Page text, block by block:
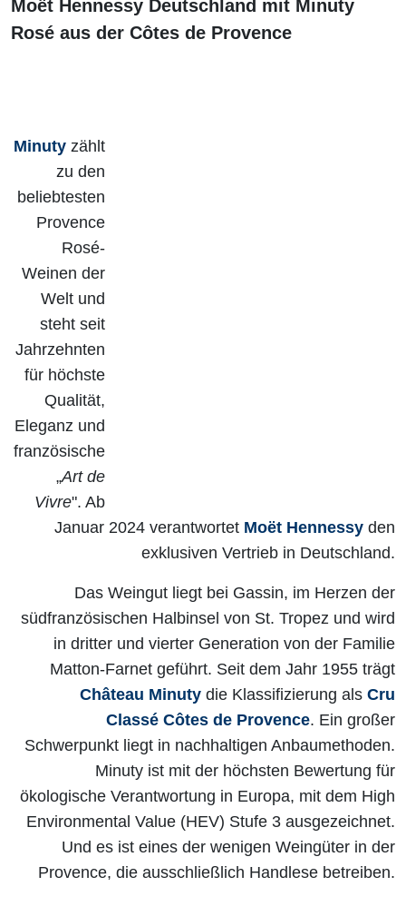
Moët Hennessy Deutschland mit Minuty
Rosé aus der Côtes de Provence
Minuty zählt
zu den
beliebtesten
Provence
Rosé-
Weinen der
Welt und
steht seit
Jahrzehnten
für höchste
Qualität,
Eleganz und
französische
„Art de
Vivre". Ab
Januar 2024 verantwortet Moët Hennessy den
exklusiven Vertrieb in Deutschland.
Das Weingut liegt bei Gassin, im Herzen der
südfranzösischen Halbinsel von St. Tropez und wird
in dritter und vierter Generation von der Familie
Matton-Farnet geführt. Seit dem Jahr 1955 trägt
Château Minuty die Klassifizierung als Cru
Classé Côtes de Provence. Ein großer
Schwerpunkt liegt in nachhaltigen Anbaumethoden.
Minuty ist mit der höchsten Bewertung für
ökologische Verantwortung in Europa, mit dem High
Environmental Value (HEV) Stufe 3 ausgezeichnet.
Und es ist eines der wenigen Weingüter in der
Provence, die ausschließlich Handlese betreiben.